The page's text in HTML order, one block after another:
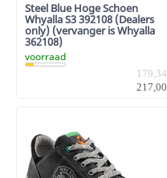
Steel Blue Hoge Schoen
Whyalla S3 392108 (Dealers
only) (vervanger is Whyalla
362108)
voorraad
179,34
217,00